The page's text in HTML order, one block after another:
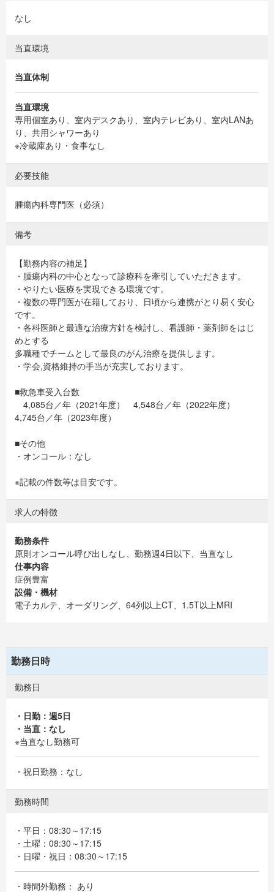
なし
当直環境
当直体制
当直環境
専用個室あり、室内デスクあり、室内テレビあり、室内LANあ
り、共用シャワーあり
※冷蔵庫あり・食事なし
必要技能
腫瘍内科専門医（必須）
備考
【勤務内容の補足】
・腫瘍内科の中心となって診療科を牽引していただきます。
・やりたい医療を実現できる環境です。
・複数の専門医が在籍しており、日頃から連携がとり易く安心
です。
・各科医師と最適な治療方針を検討し、看護師・薬剤師をはじ
めとする
多職種でチームとして最良のがん治療を提供します。
・学会,資格維持の手当が充実しております。
■救急車受入台数
4,085台／年（2021年度） 4,548台／年（2022年度）
4,745台／年（2023年度）
■その他
・オンコール：なし
※記載の件数等は目安です。
求人の特徴
勤務条件
原則オンコール呼び出しなし、勤務週4日以下、当直なし
仕事内容
症例豊富
設備・機材
電子カルテ、オーダリング、64列以上CT、1.5T以上MRI
勤務日時
勤務日
・日勤：週5日
・当直：なし
※当直なし勤務可
・祝日勤務：なし
勤務時間
・平日：08:30～17:15
・土曜：08:30～17:15
・日曜・祝日：08:30～17:15
・時間外勤務： あり